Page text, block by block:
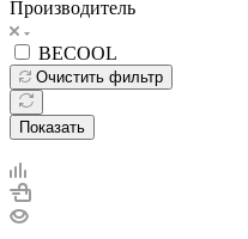
Производитель
BECOOL
Очистить фильтр
Показать